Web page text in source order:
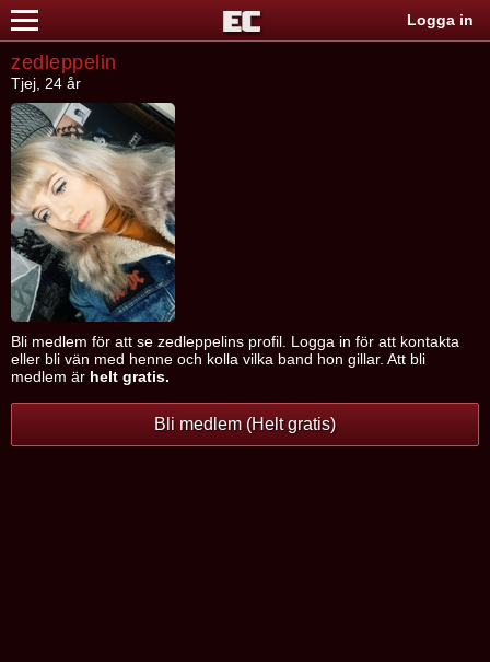
Logga in
zedleppelin
Tjej, 24 år
Bli medlem för att se zedleppelins profil. Logga in för att kontakta
eller bli vän med henne och kolla vilka band hon gillar. Att bli
medlem är helt gratis.
Bli medlem (Helt gratis)